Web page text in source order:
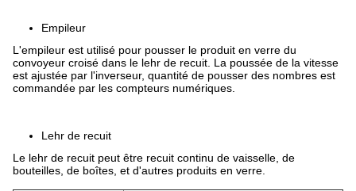
Empileur
L'empileur est utilisé pour pousser le produit en verre du
convoyeur croisé dans le lehr de recuit. La poussée de la vitesse
est ajustée par l'inverseur, quantité de pousser des nombres est
commandée par les compteurs numériques.
Lehr de recuit
Le lehr de recuit peut être recuit continu de vaisselle, de
bouteilles, de boîtes, et d'autres produits en verre.